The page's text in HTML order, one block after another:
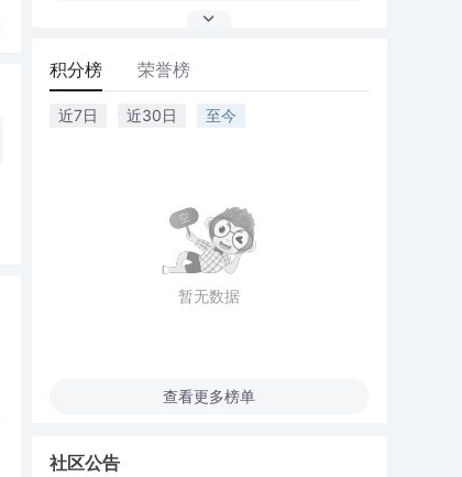
积分榜 荣誉榜
近7日 近30日 至今
暂无数据
查看更多榜单
社区公告